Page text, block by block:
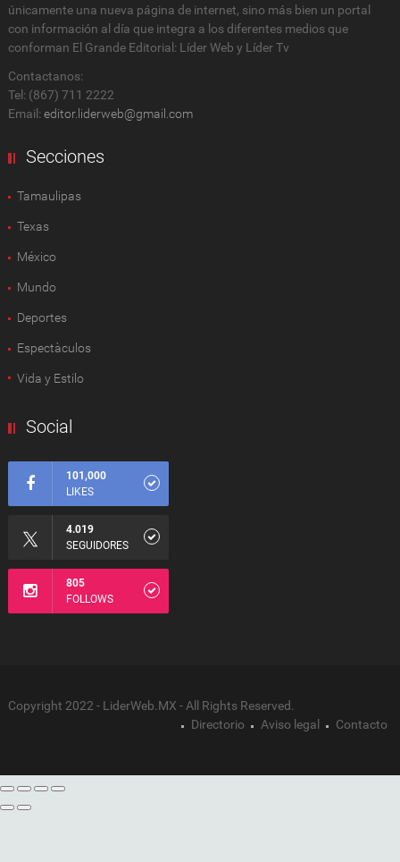
únicamente una nueva página de internet, sino más bien un portal
con información al día que integra a los diferentes medios que
conforman El Grande Editorial: Líder Web y Líder Tv
Contactanos:
Tel: (867) 711 2222
Email: editor.liderweb@gmail.com
Secciones
Tamaulipas
Texas
México
Mundo
Deportes
Espectàculos
Vida y Estilo
Social
101,000
LIKES
4.019
SEGUIDORES
805
FOLLOWS
Copyright 2022 - LiderWeb.MX - All Rights Reserved.
Directorio
Aviso legal Contacto